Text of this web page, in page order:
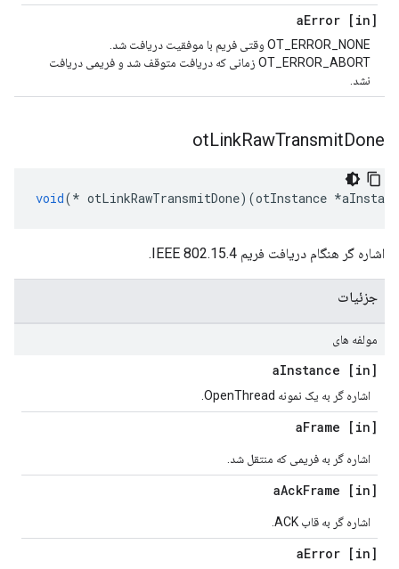
[in] a
Error
OT_ERROR_NONE وقتی فریم با موفقیت دریافت شد.
OT_ERROR_ABORT زمانی که دریافت متوقف شد و فریمی دریافت
نشد.
otLinkRawTransmitDone
void(* otLinkRawTransmitDone)(otInstance *
اشاره گر هنگام دریافت فریم IEEE 802.15.4.
جزئیات
مولفه های
[in] a
Instance
اشاره گر به یک نمونه OpenThread.
[in] a
Frame
اشاره گر به فریمی که منتقل شد.
[in] a
AckFrame
اشاره گر به قاب ACK.
[in] a
Error